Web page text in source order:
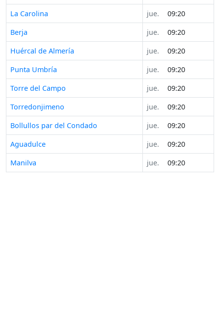
La Carolina
jue.
09:20
Berja
jue.
09:20
Huércal de Almería
jue.
09:20
Punta Umbría
jue.
09:20
Torre del Campo
jue.
09:20
Torredonjimeno
jue.
09:20
Bollullos par del Condado
jue.
09:20
Aguadulce
jue.
09:20
Manilva
jue. 09:20